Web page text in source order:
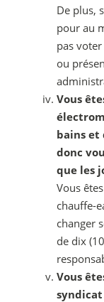
De plus,
pour au
pas
ou
Vous
bains et
donc
que les
Vous
chauffe-
changer
de dix
Vous
syndicat